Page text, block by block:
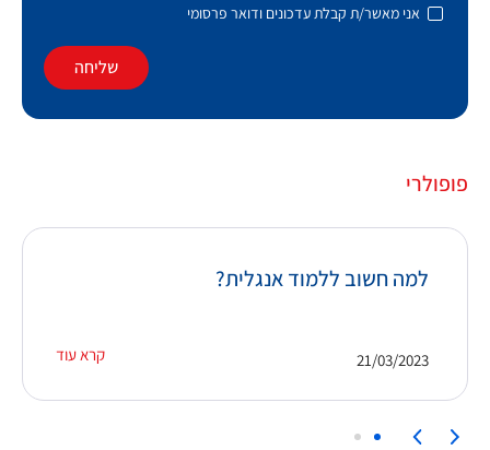
אני מאשר/ת קבלת עדכונים ודואר פרסומי
שליחה
פופולרי
למה חשוב ללמוד אנגלית?
קרא עוד 21/03/2023